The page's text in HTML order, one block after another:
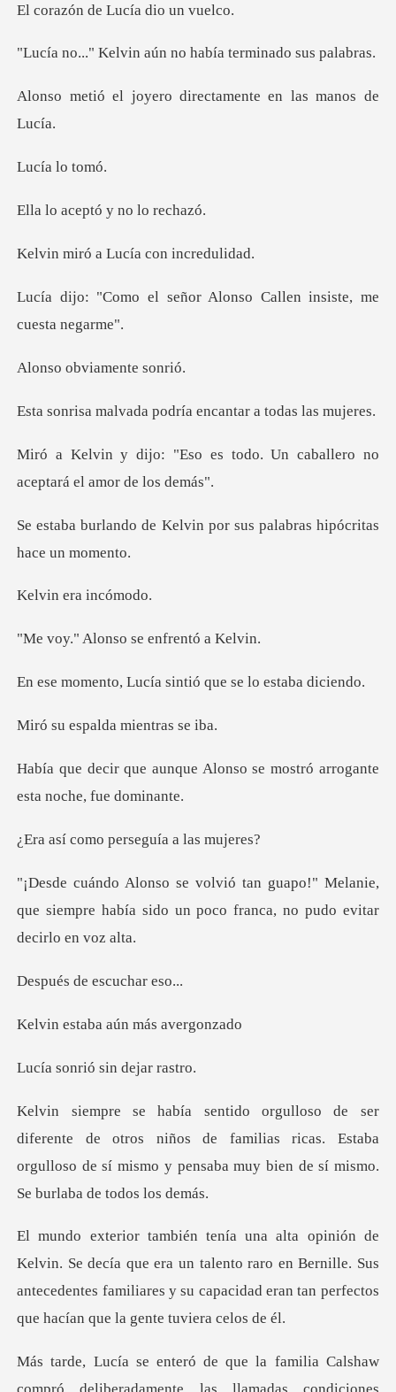
de Lucía di
n aún no había term
ero directamente en
a lo
eptó y no
a Lucía con
ñor Alonso Callen insis
bviament
a podría encantar a
es todo. Un caballero no
ac
lvin por sus palabras hi
era i
onso se enfr
cía sintió que se
palda mien
Alonso se mostró arrogant
o perseguía
" Melanie,
que siempre había sido un poco
de escuc
ba aún más
ió sin dej
otros niños de familias ricas. Estaba
orgulloso de sí mismo
ue era un talento raro en Bernille. Sus
antecedentes familiares y su c